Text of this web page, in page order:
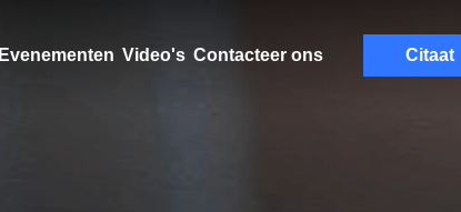
Evenementen Video's Contacteer ons Citaat